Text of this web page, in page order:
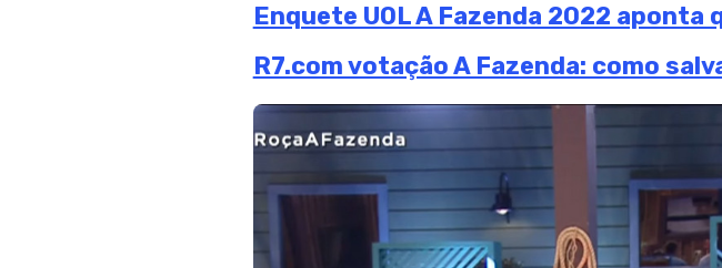
Enquete UOL A Fazenda 2022
R7.com votação A Fazenda: como